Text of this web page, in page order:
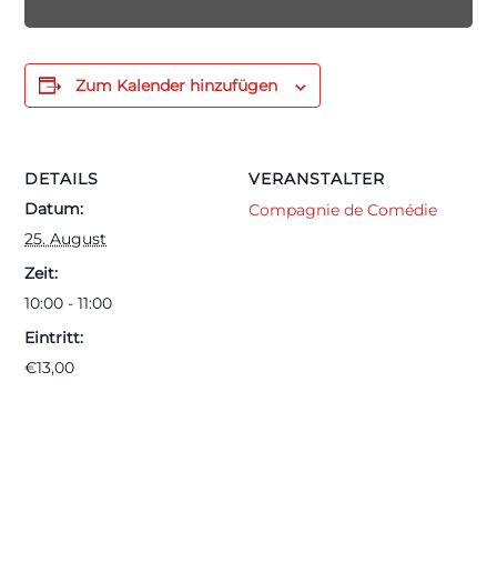
Zum Kalender hinzufügen
DETAILS
Datum:
25. August
Zeit:
10:00 - 11:00
Eintritt:
€13,00
VERANSTALTER
Compagnie de Comédie